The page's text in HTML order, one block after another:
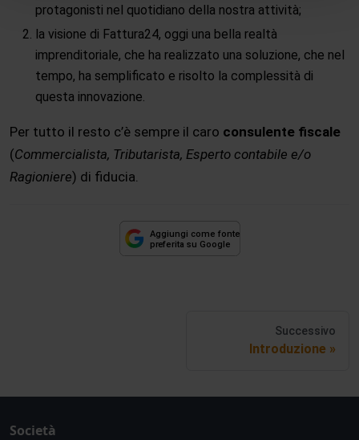
protagonisti nel quotidiano della nostra attività;
la visione di Fattura24, oggi una bella realtà
imprenditoriale, che ha realizzato una soluzione, che nel
tempo, ha semplificato e risolto la complessità di
questa innovazione.
Per tutto il resto c’è sempre il caro consulente fiscale
(Commercialista, Tributarista, Esperto contabile e/o
Ragioniere) di fiducia.
Successivo
Introduzione
Società